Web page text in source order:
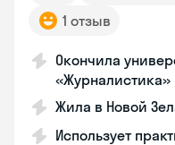
1 отзыв
Окончила
«Журналистика»
Жила в Новой
Использует